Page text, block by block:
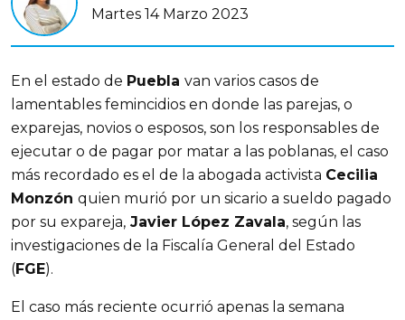
Martes 14 Marzo 2023
En el estado de Puebla van varios casos de
lamentables femincidios en donde las parejas, o
exparejas, novios o esposos, son los responsables de
ejecutar o de pagar por matar a las poblanas, el caso
más recordado es el de la abogada activista Cecilia
Monzón quien murió por un sicario a sueldo pagado
por su expareja, Javier López Zavala, según las
investigaciones de la Fiscalía General del Estado
(FGE).
El caso más reciente ocurrió apenas la semana